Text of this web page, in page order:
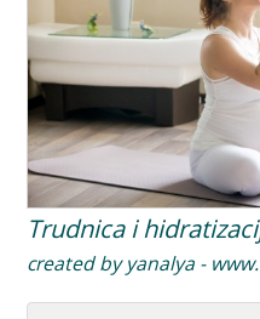
Trudnica i
created by yanalya -